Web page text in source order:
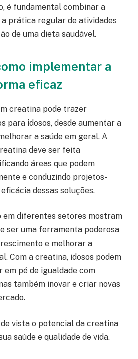
é fundamental combinar a
prática regular de atividades
de uma dieta saudável.
implementar a
eficaz
creatina pode trazer
para idosos, desde aumentar a
a saúde em geral. A
deve ser feita
áreas que podem
e conduzindo projetos-
dessas soluções.
em diferentes setores mostram
ser uma ferramenta poderosa
e melhorar a
Com a creatina, idosos podem
em pé de igualdade com
também inovar e criar novas
vista o potencial da creatina
saúde e qualidade de vida.